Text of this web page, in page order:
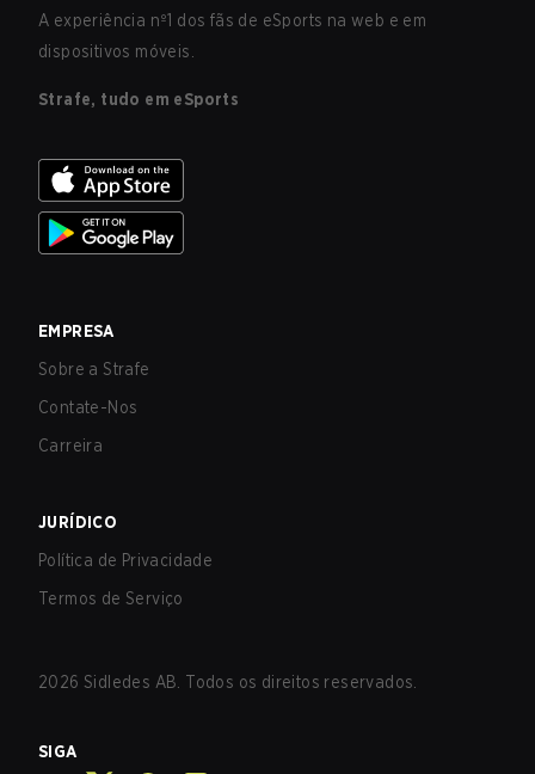
A experiência nº1 dos fãs de eSports na web e em
dispositivos móveis.
Strafe, tudo em eSports
EMPRESA
Sobre a Strafe
Contate-Nos
Carreira
JURÍDICO
Política de Privacidade
Termos de Serviço
2026 Sidledes AB. Todos os direitos reservados.
SIGA